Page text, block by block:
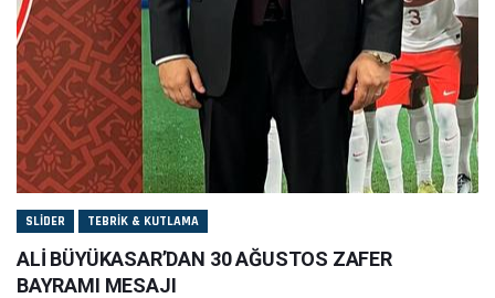
SLIDER TEBRIK & KUTLAMA
ALİ BÜYÜKASAR’DAN 30 AĞUSTOS ZAFER
BAYRAMI MESAJI